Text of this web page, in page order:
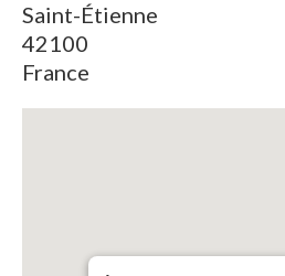
Saint-Étienne
42100
France